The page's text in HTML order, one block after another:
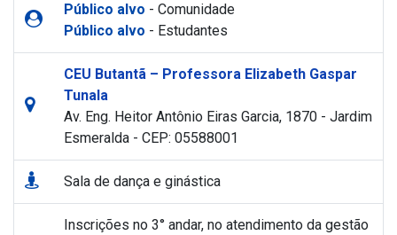
Público alvo - Comunidade
Público alvo - Estudantes
CEU Butantã – Professora Elizabeth Gaspar
Tunala
Av. Eng. Heitor Antônio Eiras Garcia, 1870 - Jardim
Esmeralda - CEP: 05588001
Sala de dança e ginástica
Inscrições no 3° andar, no atendimento da gestão